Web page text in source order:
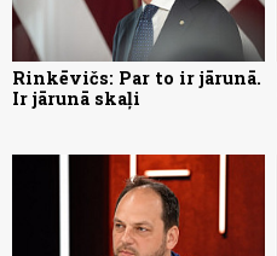
Rinkēvičs: Par to ir jārunā.
Ir jārunā skaļi